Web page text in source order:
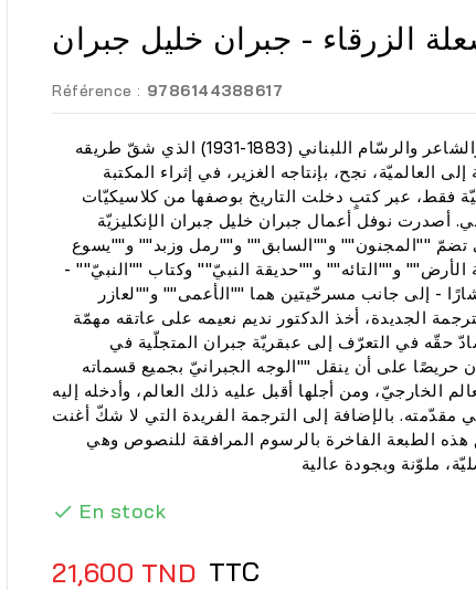
الزرقاء - جبران خليل جبران
Référence : 9786144388617
الكاتب والفيلسوف والشاعر والرسّام اللبناني (1883-1931) الذي شقّ طريقه
العالميّة، نجح، بإنتاجه الغزير، في إثراء المكتبة
فقط، عبر كتبٍ دخلت التاريخ بوصفها من كلاسيكيّات
أصدرت نوفل أعمال جبران خليل جبران الإنكليزيّة
تضمّ ""المجنون"" و""السابق"" و""رمل وزبد"" و""يسوع
الأرض"" و""التائه"" و""حديقة النبيّ"" وكتاب ""النبيّ"" -
- إلى جانب مسرحّيتين هما ""الأعمى"" و""لعازر
الجديدة، أخذ الدكتور نديم نعيمه على عاتقه مهمّة
حقّه في التعرّف إلى عبقريّة جبران المتجلّية في
حريصًا على أن ينقل ""الوجه الجبرانيّ بجميع قسماته
الخارجيّ، ومن أجلها أقبل عليه ذلك العالم، وأدخله إليه
مقدّمته. بالإضافة إلى الترجمة الفريدة التي لا شكّ أغنت
هذه الطبعة الفاخرة بالرسوم المرافقة للنصوص وهي
 En stock
21,600 TND TTC